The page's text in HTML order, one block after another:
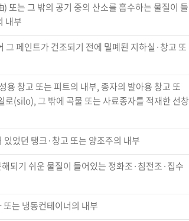
는 그 밖의 공기 중의 산소를 흡수하는 물질이 들
내부
페인트가 건조되기 전에 밀폐된 지하실·창고 또
용 창고 또는 피트의 내부, 종자의 발아용 창고 또
(silo), 그 밖에 곡물 또는 사료종자를 적재한 선창
었던 탱크·창고 또는 양조주의 내부
되기 쉬운 물질이 들어있는 정화조·침전조·집수
는 냉동컨테이너의 내부